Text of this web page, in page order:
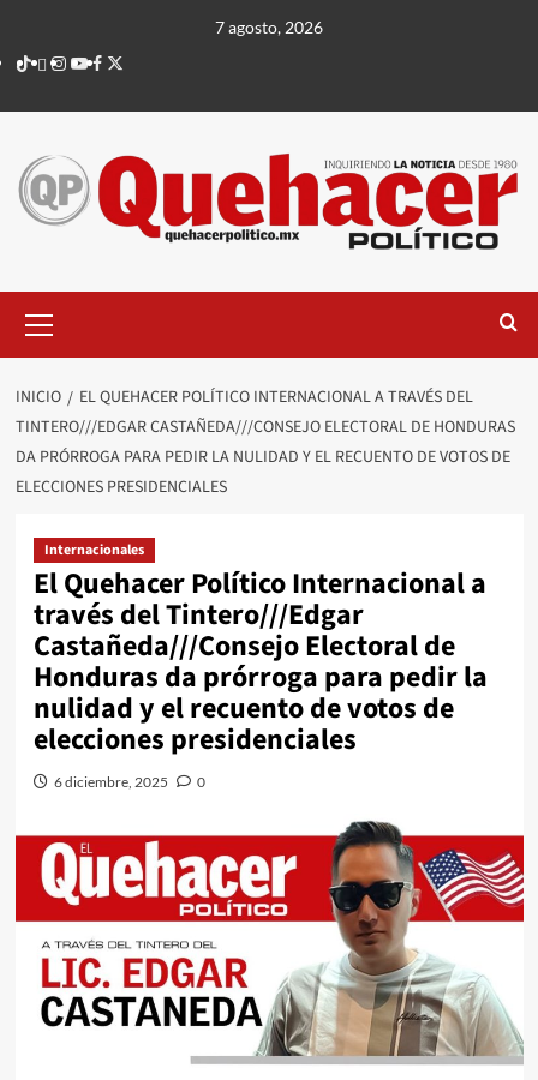
contenido
7 agosto, 2026
TikTok
threads
Instagram
Youtube
Facebook
X
principal
INICIO
EL QUEHACER POLÍTICO INTERNACIONAL A TRAVÉS DEL
TINTERO///EDGAR CASTAÑEDA///CONSEJO ELECTORAL DE HONDURAS
DA PRÓRROGA PARA PEDIR LA NULIDAD Y EL RECUENTO DE VOTOS DE
ELECCIONES PRESIDENCIALES
Internacionales
El Quehacer Político Internacional a
través del Tintero///Edgar
Castañeda///Consejo Electoral de
Honduras da prórroga para pedir la
nulidad y el recuento de votos de
elecciones presidenciales
6 diciembre, 2025 0